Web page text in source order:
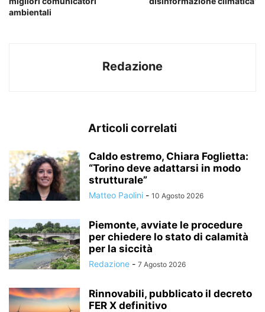
ambientali
Redazione
Articoli correlati
Caldo estremo, Chiara Foglietta:
“Torino deve adattarsi in modo
strutturale”
Matteo Paolini - 10 Agosto 2026
Piemonte, avviate le procedure
per chiedere lo stato di calamità
per la siccità
Redazione - 7 Agosto 2026
Rinnovabili, pubblicato il decreto
FER X definitivo